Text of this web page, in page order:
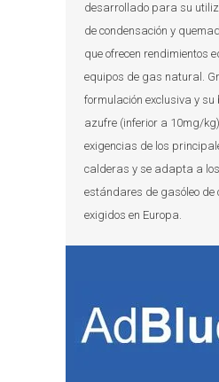
desarrollado para su
de condensación y
que ofrecen rendimientos
equipos de gas natural.
formulación exclusiva y su
azufre (inferior a 10mg/
exigencias de los
calderas y se adapta a
estándares de gasóleo de
exigidos en Europa.